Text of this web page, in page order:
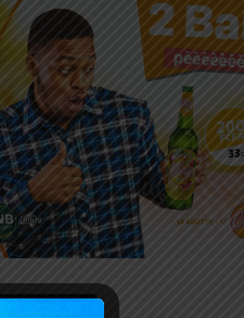
récents